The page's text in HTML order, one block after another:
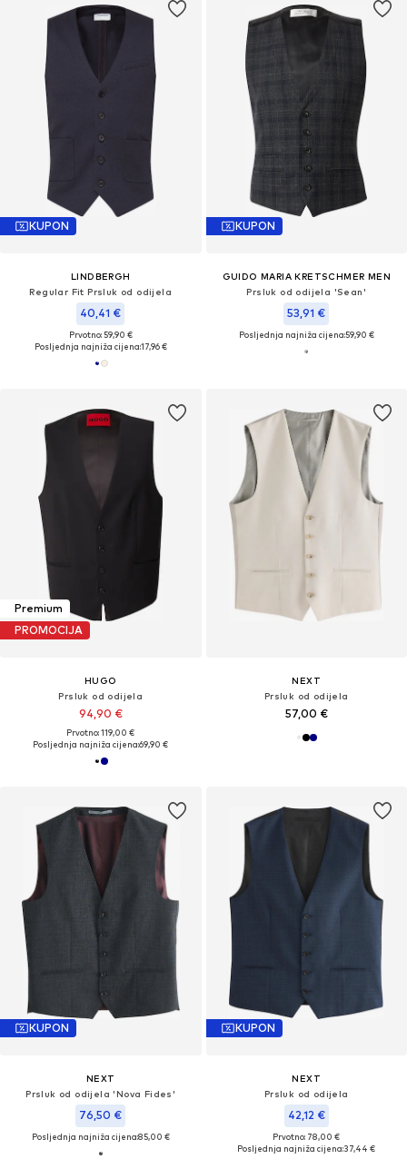
KUPON
LINDBERGH
Regular Fit Prsluk od odijela
40,41 €
Prvotno: 59,90 €
Posljednja najniža cijena:17,96 €
KUPON
GUIDO MARIA KRETSCHMER MEN
Prsluk od odijela 'Sean'
53,91 €
Posljednja najniža cijena:59,90 €
Premium
PROMOCIJA
HUGO
Prsluk od odijela
94,90 €
Prvotno: 119,00 €
Posljednja najniža cijena:69,90 €
NEXT
Prsluk od odijela
57,00 €
KUPON
NEXT
Prsluk od odijela 'Nova Fides'
76,50 €
Posljednja najniža cijena:85,00 €
KUPON
NEXT
Prsluk od odijela
42,12 €
Prvotno: 78,00 €
Posljednja najniža cijena:37,44 €